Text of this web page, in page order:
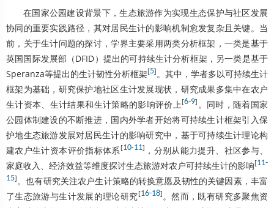
在国家公园建设背景下，生态旅游作为实现生态保护与社区发展
协同的重要实践路径，其对居民生计的影响机制愈发复杂且关键。当
前，关于生计问题的探讨，学界主要采用两类分析框架，一类是基于
英国国际发展部（DFID）提出的可持续生计分析框架，另一类是基于
Speranza等提出的生计韧性分析框架[5] 。其中，学者多以可持续生计
框架为基础，研究保护地社区生计发展现状，研究成果多集中在农户
生计资本、生计结果和生计策略的影响评价上 [6-9] 。同时，随着国家
公园体制建设的不断推进，国内外学者开始将可持续生计框架引入保
护地生态旅游发展对居民生计的影响研究中，基于可持续生计理论构
建农户生计资本评价指标体系 [10-11] ，分别从能力提升、社区参与、
家庭收入、经济效益等维度探讨生态旅游对农户可持续生计的影响[11-
15] 。也有研究关注农户生计策略的转换意愿及韧性的关键因素，丰富
了生态旅游与生计发展的理论研究[16-18] 。然而，既有研究多聚焦资